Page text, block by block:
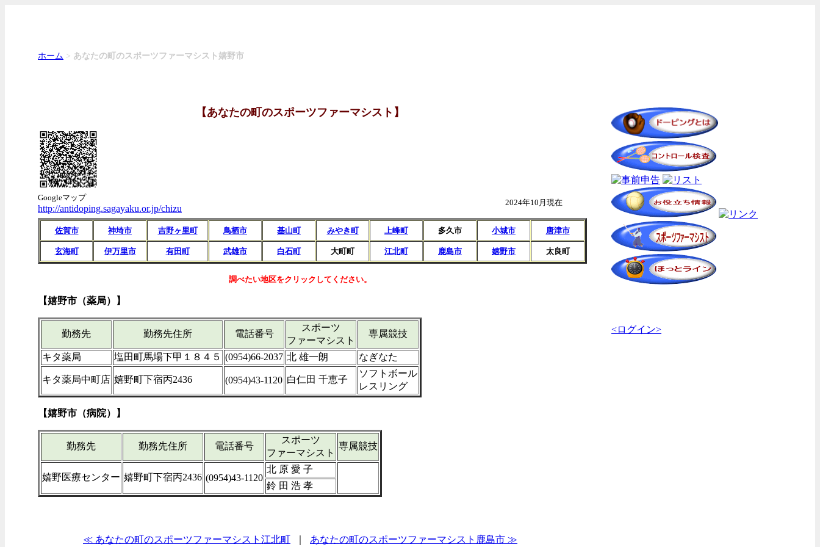
ホーム > あなたの町のスポーツファーマシスト嬉野市
【あなたの町のスポーツファーマシスト】
Googleマップ
http://antidoping.sagayaku.or.jp/chizu
2024年10月現在
佐賀市 神埼市 吉野ヶ里町 鳥栖市 基山町 みやき町 上峰町 多久市 小城市 唐津市
玄海町 伊万里市 有田町 武雄市 白石町 大町町 江北町 鹿島市 嬉野市 太良町
調べたい地区をクリックしてください。
【嬉野市（薬局）】
勤務先 勤務先住所 電話番号
スポーツ
ファーマシスト
専属競技
キタ薬局 塩田町馬場下甲１８４５ (0954)66-2037 北 雄一朗 なぎなた
キタ薬局中町店 嬉野町下宿丙2436 (0954)43-1120 白仁田 千恵子
ソフトボール
レスリング
【嬉野市（病院）】
勤務先 勤務先住所 電話番号
スポーツ
ファーマシスト
専属競技
嬉野医療センター 嬉野町下宿丙2436 (0954)43-1120
北 原 愛 子
鈴 田 浩 孝
≪ あなたの町のスポーツファーマシスト江北町 あなたの町のスポーツファーマシスト鹿島市 ≫
<ログイン>